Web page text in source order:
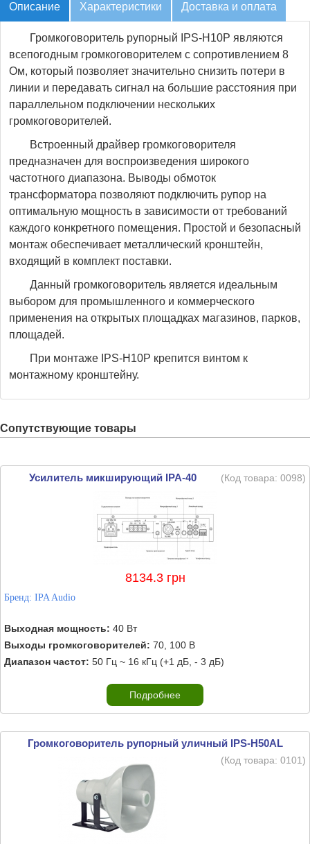
Описание Характеристики Доставка и оплата
Громкоговоритель рупорный IPS-H10P являются
всепогодным громкоговорителем с сопротивлением 8
Ом, который позволяет значительно снизить потери в
линии и передавать сигнал на большие расстояния при
параллельном подключении нескольких
громкоговорителей.
Встроенный драйвер громкоговорителя
предназначен для воспроизведения широкого
частотного диапазона. Выводы обмоток
трансформатора позволяют подключить рупор на
оптимальную мощность в зависимости от требований
каждого конкретного помещения. Простой и безопасный
монтаж обеспечивает металлический кронштейн,
входящий в комплект поставки.
Данный громкоговоритель является идеальным
выбором для промышленного и коммерческого
применения на открытых площадках магазинов, парков,
площадeй.
При монтаже IPS-H10P крепится винтом к
монтажному кронштейну.
Сопутствующие товары
Усилитель микширующий IPA-40 (Код товара: 0098)
8134.3 грн
Бренд: IPA Audio
Выходная мощность: 40 Вт
Выходы громкоговорителей: 70, 100 В
Диапазон частот: 50 Гц ~ 16 кГц (+1 дБ, - 3 дБ)
Подробнее
Громкоговоритель рупорный уличный IPS-H50AL
(Код товара: 0101)